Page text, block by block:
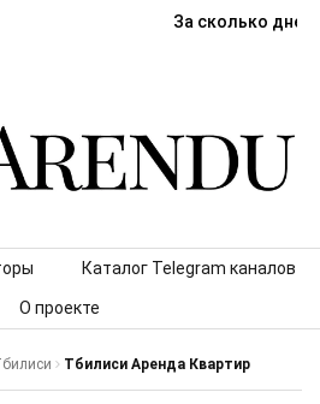
За сколько дней
Каталог Telegram каналов
О проекте
Тбилиси Аренда Квартир